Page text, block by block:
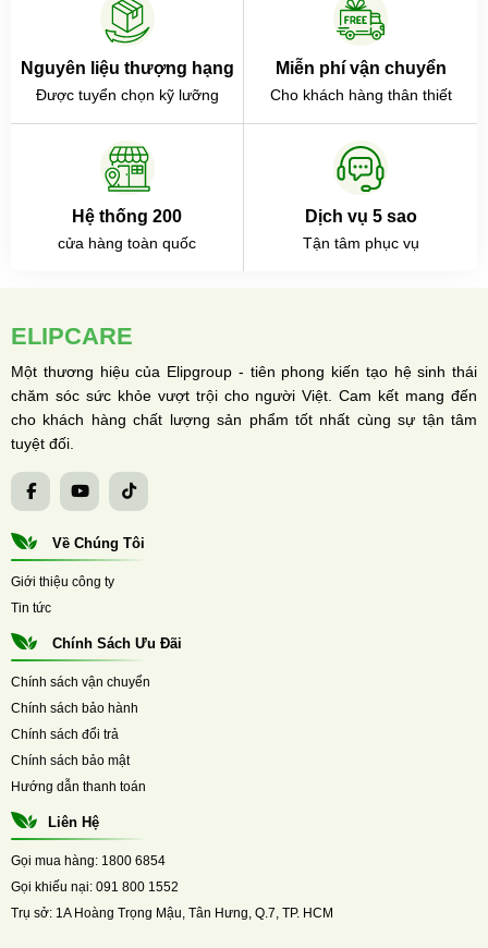
Nguyên liệu thượng hạng
Được tuyển chọn kỹ lưỡng
Miễn phí vận chuyển
Cho khách hàng thân thiết
Hệ thống 200
cửa hàng toàn quốc
Dịch vụ 5 sao
Tận tâm phục vụ
ELIPCARE
Một thương hiệu của Elipgroup - tiên phong kiến tạo hệ sinh thái
chăm sóc sức khỏe vượt trội cho người Việt. Cam kết mang đến
cho khách hàng chất lượng sản phẩm tốt nhất cùng sự tận tâm
tuyệt đối.
Về Chúng Tôi
Giới thiệu công ty
Tin tức
Chính Sách Ưu Đãi
Chính sách vận chuyển
Chính sách bảo hành
Chính sách đổi trả
Chính sách bảo mật
Hướng dẫn thanh toán
Liên Hệ
Gọi mua hàng: 1800 6854
Gọi khiếu nại: 091 800 1552
Trụ sở: 1A Hoàng Trọng Mậu, Tân Hưng, Q.7, TP. HCM